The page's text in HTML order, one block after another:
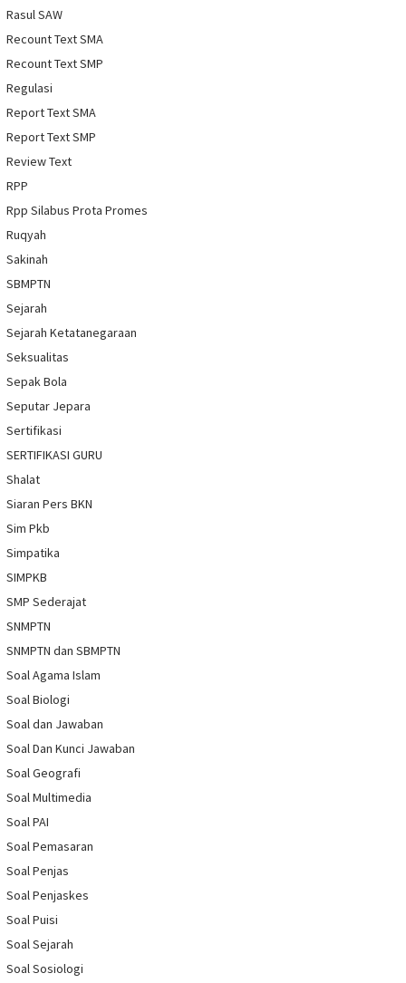
Rasul SAW
Recount Text SMA
Recount Text SMP
Regulasi
Report Text SMA
Report Text SMP
Review Text
RPP
Rpp Silabus Prota Promes
Ruqyah
Sakinah
SBMPTN
Sejarah
Sejarah Ketatanegaraan
Seksualitas
Sepak Bola
Seputar Jepara
Sertifikasi
SERTIFIKASI GURU
Shalat
Siaran Pers BKN
Sim Pkb
Simpatika
SIMPKB
SMP Sederajat
SNMPTN
SNMPTN dan SBMPTN
Soal Agama Islam
Soal Biologi
Soal dan Jawaban
Soal Dan Kunci Jawaban
Soal Geografi
Soal Multimedia
Soal PAI
Soal Pemasaran
Soal Penjas
Soal Penjaskes
Soal Puisi
Soal Sejarah
Soal Sosiologi